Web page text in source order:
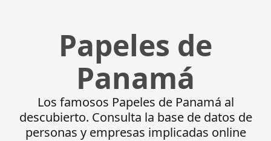
Papeles de
Panamá
Los famosos Papeles de Panamá al
descubierto. Consulta la base de datos de
personas y empresas implicadas online